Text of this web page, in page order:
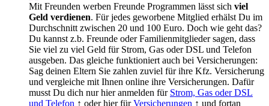
Mit Freunden werben Freunde Programmen lässt sich viel
Geld verdienen. Für jedes geworbene Mitglied erhälst Du im
Durchschnitt zwischen 20 und 100 Euro. Doch wie geht das?
Du kannst z.b. Freunde oder Familienmitglieder sagen, dass
Sie viel zu viel Geld für Strom, Gas oder DSL und Telefon
ausgeben. Das gleiche funktioniert auch bei Versicherungen:
Sag deinen Eltern Sie zahlen zuviel für ihre Kfz. Versicherung
und vergleiche mit Ihnen online ihre Versicherungen. Dafür
musst Du dich nur hier anmelden für Strom, Gas oder DSL
und Telefon ↑ oder hier fürVersicherungen ↑ und fortan